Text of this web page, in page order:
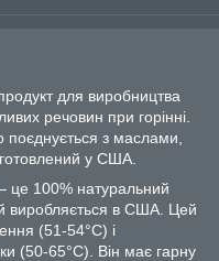
для виробництва
речовин при горінні.
поєднується з маслами,
у США.
100% натуральний
виробляється в США. Цей
(51-54°C) і
(50-65°C). Він має гарну